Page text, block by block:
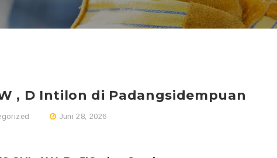
, D Intilon di Padangsidempuan
Juni 28, 2026